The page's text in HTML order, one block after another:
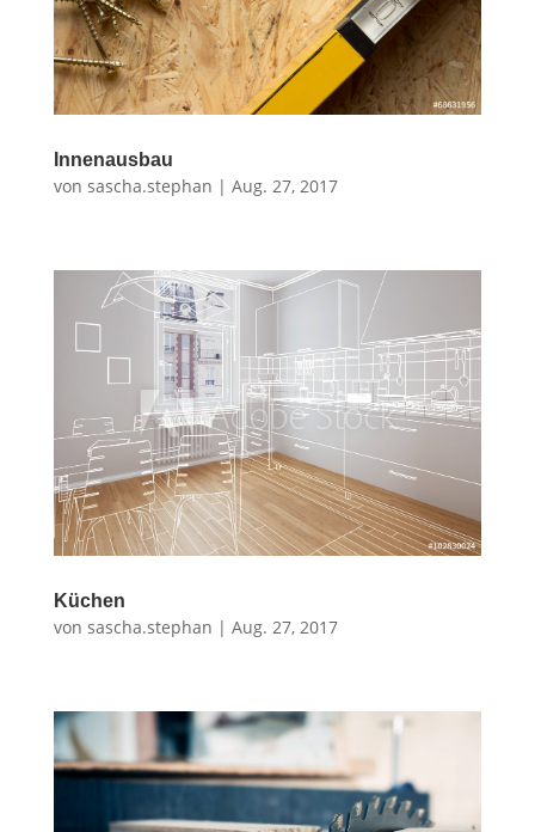
Innenausbau
von sascha.stephan | Aug. 27, 2017
Küchen
von sascha.stephan | Aug. 27, 2017